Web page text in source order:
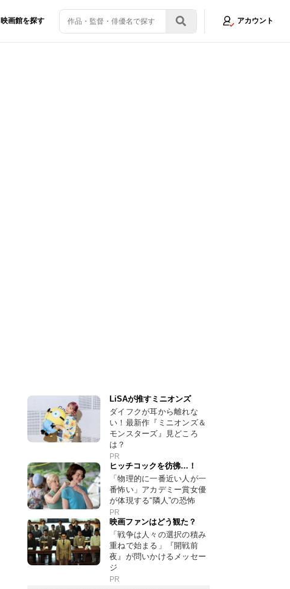
映画館を探す アカウント
LiSAが推すミニオンズ
ダイフクが耳から離れな
い！最新作『ミニオンズ＆
モンスターズ』見どころ
は？
PR
ヒッチコックを彷彿…！
「物理的に一番近い人が一
番怖い」アカデミー賞女優
が体現する“隣人”の恐怖
PR
映画ファンはどう観た？
「戦争は人々の選択の積み
重ねで始まる」『開戦前
夜』が問いかけるメッセー
ジ
PR